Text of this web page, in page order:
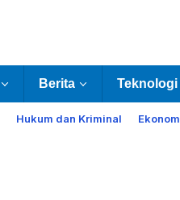
Berita Teknologi
Hukum dan Kriminal